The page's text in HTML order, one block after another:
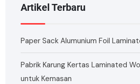
Artikel Terbaru
Paper Sack Alumunium Foil
Pabrik Karung Kertas Laminated
untuk Kemasan